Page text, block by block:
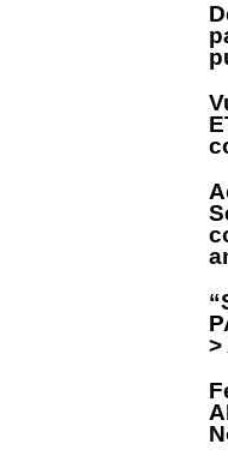
>